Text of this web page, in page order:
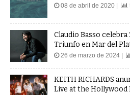
08 de abril de 2020 |
Claudio Basso
Triunfo en Mar del
26 de marzo de 2024 |
KEITH RICHARDS
Live at the Hollywood